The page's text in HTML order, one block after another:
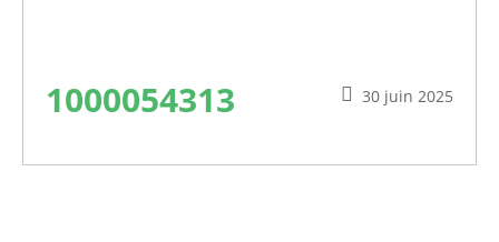
30 juin 2025
1000054313